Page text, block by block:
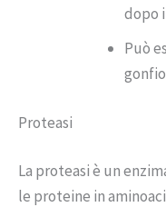
dopo
Può
Proteasi
La proteasi è un
le proteine in